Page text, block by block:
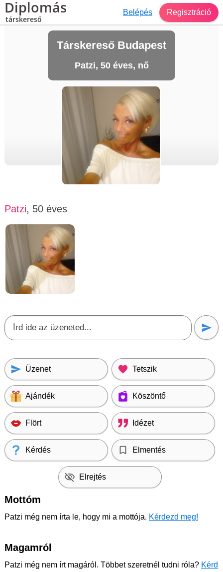
Diplomás
társkereső
Belépés Regisztráció
Társkereső Budapest
Patzi, 50 éves, nő
Patzi, 50 éves
Üzenet Tetszik
Ajándék Köszöntő
Flört Idézet
Kérdés Elmentés
Elrejtés
Mottóm
Patzi még nem írta le, hogy mi a mottója. Kérdezd meg!
Magamról
Patzi még nem írt magáról. Többet szeretnél tudni róla? Kérd